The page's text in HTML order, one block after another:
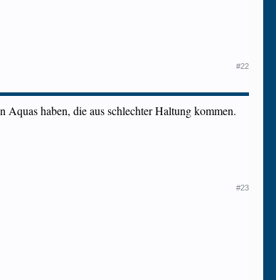
#22
haben, die aus schlechter Haltung kommen.
#23